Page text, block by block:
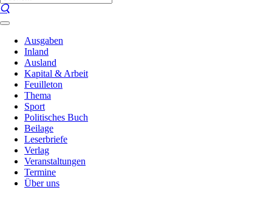
Ausgaben
Inland
Ausland
Kapital & Arbeit
Feuilleton
Thema
Sport
Politisches Buch
Beilage
Leserbriefe
Verlag
Veranstaltungen
Termine
Über uns